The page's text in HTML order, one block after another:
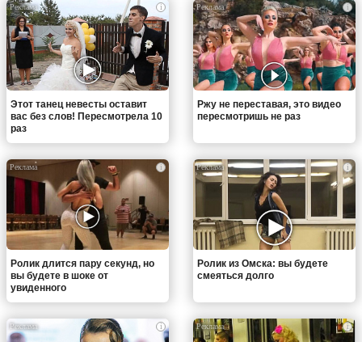
i
Этот танец невесты оставит
вас без слов! Пересмотрела 10
раз
i
Ржу не переставая, это видео
пересмотришь не раз
i
Ролик длится пару секунд, но
вы будете в шоке от
увиденного
i
Ролик из Омска: вы будете
смеяться долго
i i